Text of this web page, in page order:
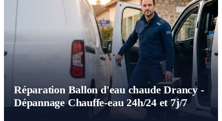
Réparation Ballon d'eau chaude Drancy -
Dépannage Chauffe-eau 24h/24 et 7j/7